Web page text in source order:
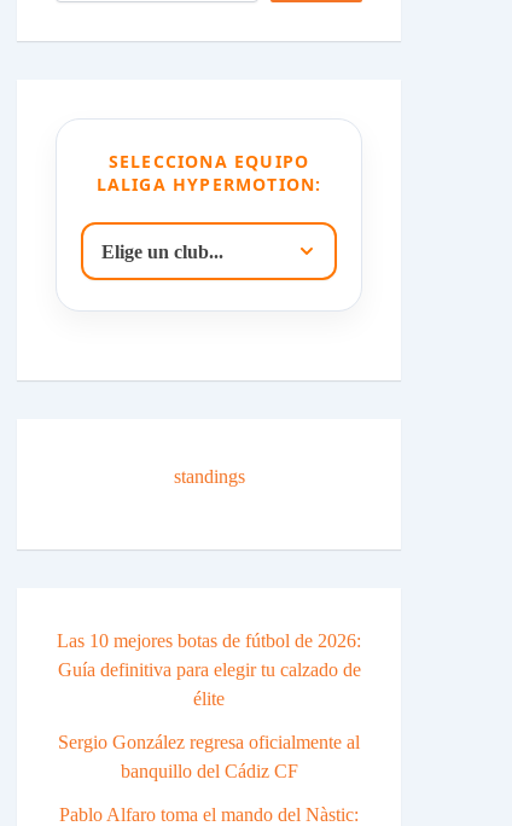
SELECCIONA EQUIPO
LALIGA HYPERMOTION:
standings
Las 10 mejores botas de fútbol de 2026:
Guía definitiva para elegir tu calzado de
élite
Sergio González regresa oficialmente al
banquillo del Cádiz CF
Pablo Alfaro toma el mando del Nàstic: